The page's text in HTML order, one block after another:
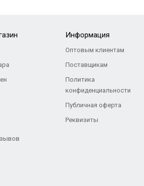
Информация
Оптовым клиентам
Поставщикам
Политика
конфиденциальности
Публичная оферта
Реквизиты